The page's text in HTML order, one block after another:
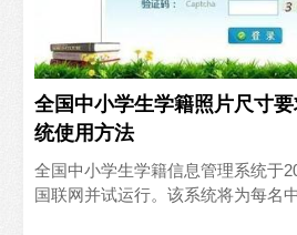
全国中小学生学籍照片尺寸
统使用方法
全国中小学生学籍信息管理系统于
国联网并试运行。该系统将为每名